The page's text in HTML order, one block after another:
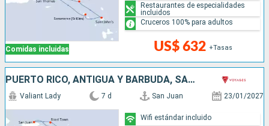
Comidas incluidas US$ 632 +Tasas
Restaurantes de especialidades
incluidos
Cruceros 100% para adultos
PUERTO RICO, ANTIGUA Y BARBUDA, SANTA LUCIA
Valiant Lady 7 d San Juan 23/01/2027
Wifi estándar incluido